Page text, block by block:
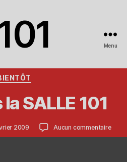
Menu
Catégories
SALLE 101
2009 Aucun commentairesur
DOA